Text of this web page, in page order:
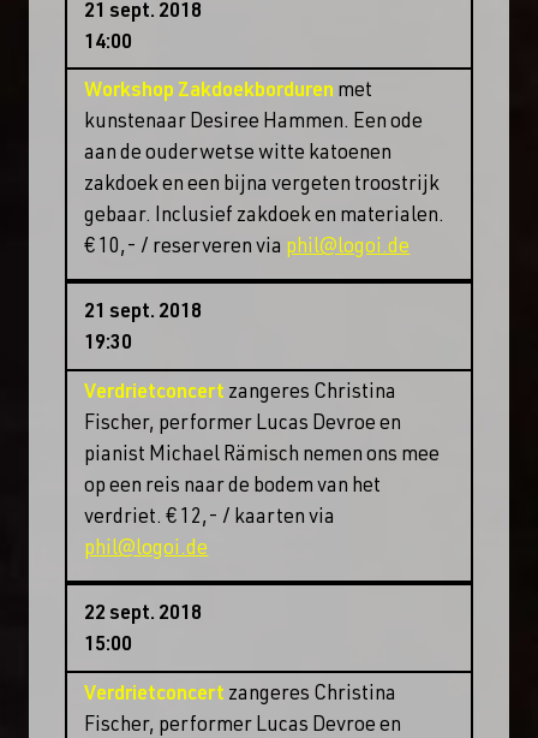
21 sept. 2018
14:00
Workshop Zakdoekborduren met
kunstenaar Desiree Hammen. Een ode
aan de ouderwetse witte katoenen
zakdoek en een bijna vergeten troostrijk
gebaar. Inclusief zakdoek en materialen.
€ 10,- / reserveren via phil@logoi.de
21 sept. 2018
19:30
Verdrietconcert zangeres Christina
Fischer, performer Lucas Devroe en
pianist Michael Rämisch nemen ons mee
op een reis naar de bodem van het
verdriet. € 12,- / kaarten via
phil@logoi.de
22 sept. 2018
15:00
Verdrietconcert zangeres Christina
Fischer, performer Lucas Devroe en